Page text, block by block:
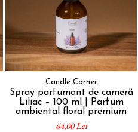
Candle Corner
Spray parfumant de cameră
Liliac – 100 ml | Parfum
ambiental floral premium
64,00 Lei